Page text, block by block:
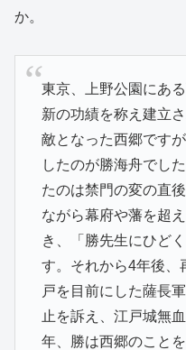
か。
東京、上野公園にあ
新の功績を称え建立
敵となった西郷です
したのが勝海舟でし
たのは禁門の変の直
ながら幕府や藩を超
き、「勝先生にひど
す。それから4年後、
戸を目前にした薩長
止を訴え、江戸城無
年、勝は西郷のこと